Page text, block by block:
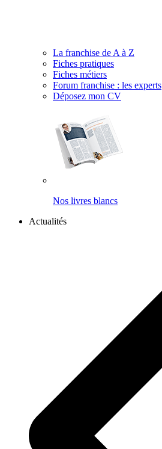
La franchise de A à Z
Fiches pratiques
Fiches métiers
Forum franchise : les experts
Déposez mon CV
Nos livres blancs
Actualités